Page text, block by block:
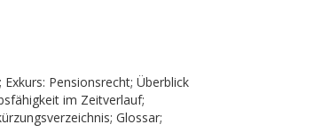
Pensionsrecht; Überblick
im Zeitverlauf;
Glossar;